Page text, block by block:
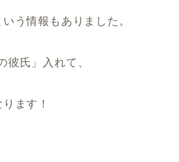
いう情報もありました。
彼氏」入れて、
ます！